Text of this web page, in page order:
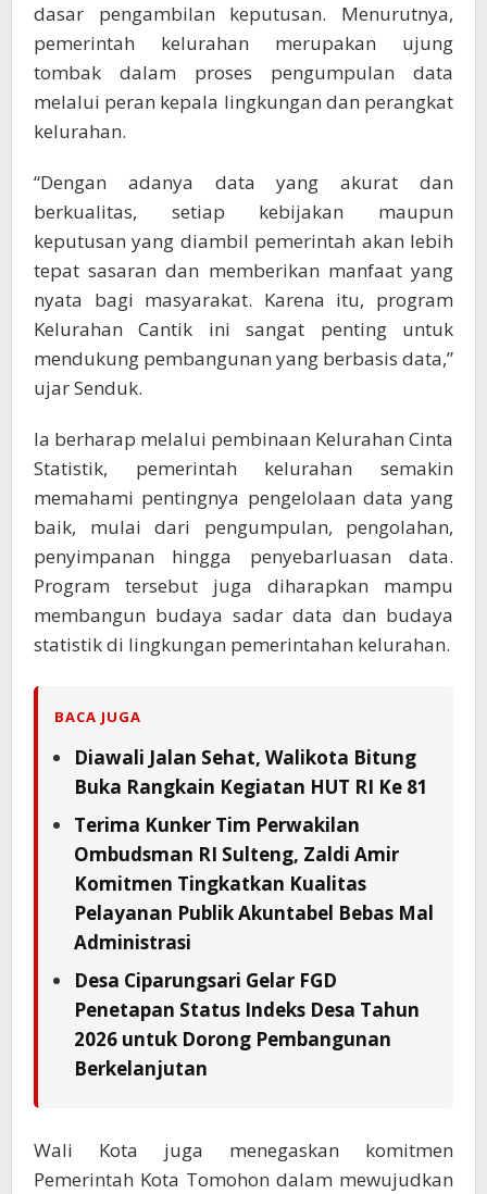
dasar pengambilan keputusan. Menurutnya,
pemerintah kelurahan merupakan ujung
tombak dalam proses pengumpulan data
melalui peran kepala lingkungan dan perangkat
kelurahan.
“Dengan adanya data yang akurat dan
berkualitas, setiap kebijakan maupun
keputusan yang diambil pemerintah akan lebih
tepat sasaran dan memberikan manfaat yang
nyata bagi masyarakat. Karena itu, program
Kelurahan Cantik ini sangat penting untuk
mendukung pembangunan yang berbasis data,”
ujar Senduk.
Ia berharap melalui pembinaan Kelurahan Cinta
Statistik, pemerintah kelurahan semakin
memahami pentingnya pengelolaan data yang
baik, mulai dari pengumpulan, pengolahan,
penyimpanan hingga penyebarluasan data.
Program tersebut juga diharapkan mampu
membangun budaya sadar data dan budaya
statistik di lingkungan pemerintahan kelurahan.
BACA JUGA
Diawali Jalan Sehat, Walikota Bitung
Buka Rangkain Kegiatan HUT RI Ke 81
Terima Kunker Tim Perwakilan
Ombudsman RI Sulteng, Zaldi Amir
Komitmen Tingkatkan Kualitas
Pelayanan Publik Akuntabel Bebas Mal
Administrasi
Desa Ciparungsari Gelar FGD
Penetapan Status Indeks Desa Tahun
2026 untuk Dorong Pembangunan
Berkelanjutan
Wali Kota juga menegaskan komitmen
Pemerintah Kota Tomohon dalam mewujudkan